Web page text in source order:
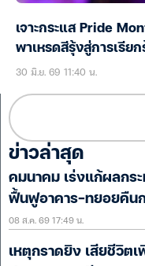
เจาะกระแส Pride
พาเหรดสีรุ้งสู่การเรีย
30 มิ.ย. 69 11:40 น.
ข่าวล่าสุด
คมนาคม เร่งแก้ผลกร
ฟื้นฟูอาคาร-ทยอยคืนก
08 ส.ค. 69 17:49 น.
เหตุกราดยิง เสียชีวิต